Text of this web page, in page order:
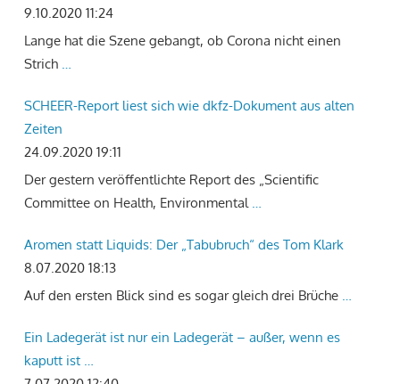
9.10.2020 11:24
Lange hat die Szene gebangt, ob Corona nicht einen
Strich …
SCHEER-Report liest sich wie dkfz-Dokument aus alten
Zeiten
24.09.2020 19:11
Der gestern veröffentlichte Report des „Scientific
Committee on Health, Environmental …
Aromen statt Liquids: Der „Tabubruch“ des Tom Klark
8.07.2020 18:13
Auf den ersten Blick sind es sogar gleich drei Brüche …
Ein Ladegerät ist nur ein Ladegerät – außer, wenn es
kaputt ist …